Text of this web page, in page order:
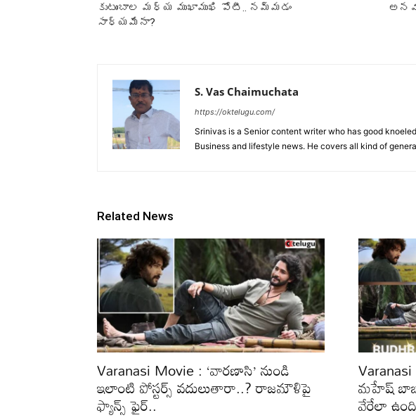
కుటుంబాల మధ్య ముఖాముఖి పోటీ.. నమ్మడం
సాధ్యమేనా?
S. Vas Chaimuchata
https://oktelugu.com/
Srinivas is a Senior content writer who has good
Business and lifestyle news. He covers all kind of
Related News
Varanasi Movie : ‘వారణాసి’ నుండి
ఇలాంటి పోస్టర్స్ వదులుతారా..? రాజమౌళిపై
ఫ్యాన్స్ ఫైర్..
మహేష్
వేరేలా